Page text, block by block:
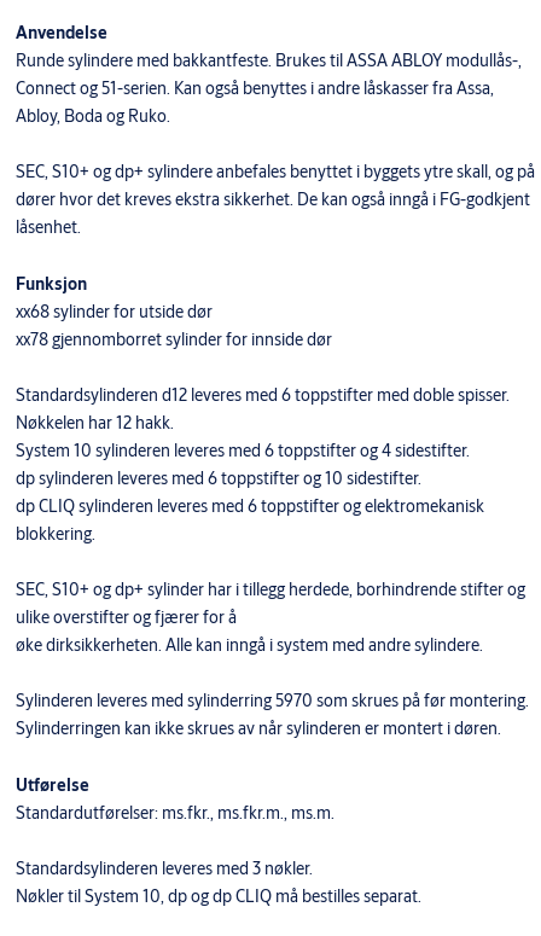
Anvendelse
Runde sylindere med bakkantfeste. Brukes til ASSA ABLOY modullås-,
Connect og 51-serien. Kan også benyttes i andre låskasser fra Assa,
Abloy, Boda og Ruko.
SEC, S10+ og dp+ sylindere anbefales benyttet i byggets ytre skall, og på
dører hvor det kreves ekstra sikkerhet. De kan også inngå i FG-godkjent
låsenhet.
Funksjon
xx68 sylinder for utside dør
xx78 gjennomborret sylinder for innside dør
Standardsylinderen d12 leveres med 6 toppstifter med doble spisser.
Nøkkelen har 12 hakk.
System 10 sylinderen leveres med 6 toppstifter og 4 sidestifter.
dp sylinderen leveres med 6 toppstifter og 10 sidestifter.
dp CLIQ sylinderen leveres med 6 toppstifter og elektromekanisk
blokkering.
SEC, S10+ og dp+ sylinder har i tillegg herdede, borhindrende stifter og
ulike overstifter og fjærer for å
øke dirksikkerheten. Alle kan inngå i system med andre sylindere.
Sylinderen leveres med sylinderring 5970 som skrues på før montering.
Sylinderringen kan ikke skrues av når sylinderen er montert i døren.
Utførelse
Standardutførelser: ms.fkr., ms.fkr.m., ms.m.
Standardsylinderen leveres med 3 nøkler.
Nøkler til System 10, dp og dp CLIQ må bestilles separat.